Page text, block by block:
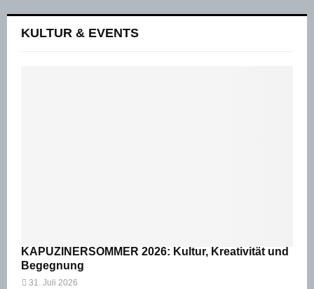
KULTUR & EVENTS
KAPUZINERSOMMER 2026: Kultur, Kreativität und
Begegnung
31. Juli 2026